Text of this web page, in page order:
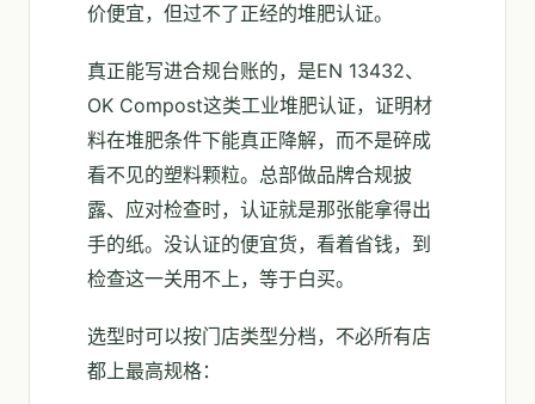
价便宜，但过不了正经的堆肥认证。
真正能写进合规台账的，是EN 13432、
OK Compost这类工业堆肥认证，证明材
料在堆肥条件下能真正降解，而不是碎成
看不见的塑料颗粒。总部做品牌合规披
露、应对检查时，认证就是那张能拿得出
手的纸。没认证的便宜货，看着省钱，到
检查这一关用不上，等于白买。
选型时可以按门店类型分档，不必所有店
都上最高规格：